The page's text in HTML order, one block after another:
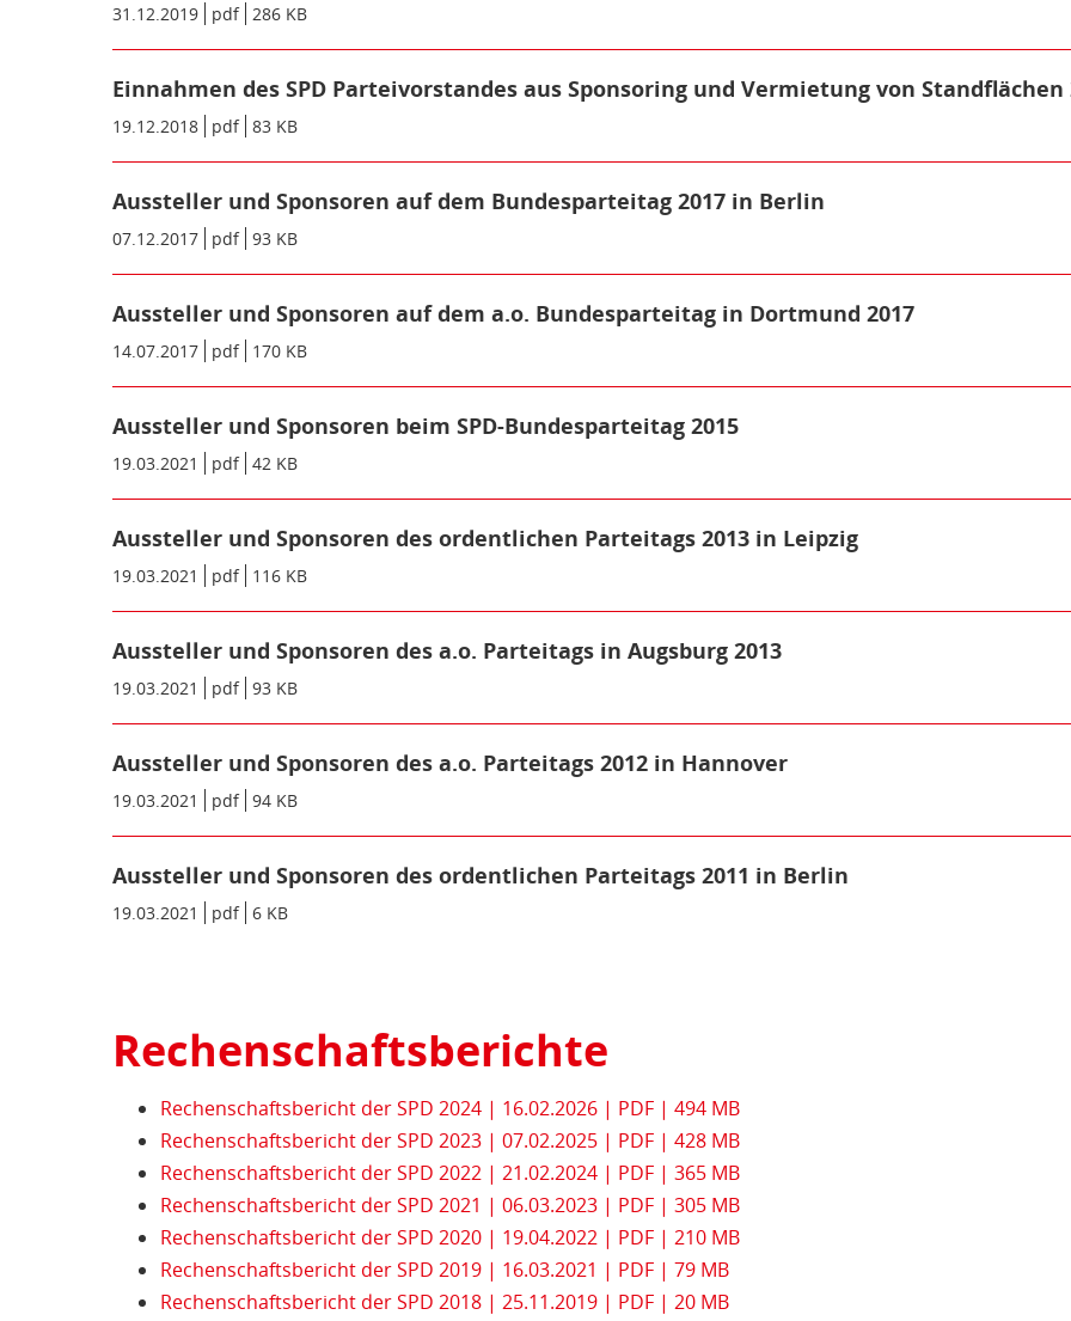
Metadaten:
Datum/Gültigkeit:
31.12.2019 Dateiformat:
pdf Dateigröße:
286 KB
Einnahmen des SPD Parteivorstandes aus Sponsoring und Vermietung von Standflächen
Metadaten:
Datum/Gültigkeit:
19.12.2018 Dateiformat:
pdf Dateigröße:
83 KB
Aussteller und Sponsoren auf dem Bundesparteitag 2017 in Berlin
Metadaten:
Datum/Gültigkeit:
07.12.2017 Dateiformat:
pdf Dateigröße:
93 KB
Aussteller und Sponsoren auf dem a.o. Bundesparteitag in Dortmund 2017
Metadaten:
Datum/Gültigkeit:
14.07.2017 Dateiformat:
pdf Dateigröße:
170 KB
Aussteller und Sponsoren beim SPD-Bundesparteitag 2015
Metadaten:
Datum/Gültigkeit:
19.03.2021 Dateiformat:
pdf Dateigröße:
42 KB
Aussteller und Sponsoren des ordentlichen Parteitags 2013 in Leipzig
Metadaten:
Datum/Gültigkeit:
19.03.2021 Dateiformat:
pdf Dateigröße:
116 KB
Aussteller und Sponsoren des a.o. Parteitags in Augsburg 2013
Metadaten:
Datum/Gültigkeit:
19.03.2021 Dateiformat:
pdf Dateigröße:
93 KB
Aussteller und Sponsoren des a.o. Parteitags 2012 in Hannover
Metadaten:
Datum/Gültigkeit:
19.03.2021 Dateiformat:
pdf Dateigröße:
94 KB
Aussteller und Sponsoren des ordentlichen Parteitags 2011 in Berlin
Metadaten:
Datum/Gültigkeit:
19.03.2021 Dateiformat:
pdf Dateigröße:
6 KB
Rechenschaftsberichte
Rechenschaftsbericht der SPD 2024 | 16.02.2026 | PDF | 494 MB
Rechenschaftsbericht der SPD 2023 | 07.02.2025 | PDF | 428 MB
Rechenschaftsbericht der SPD 2022 | 21.02.2024 | PDF | 365 MB
Rechenschaftsbericht der SPD 2021 | 06.03.2023 | PDF | 305 MB
Rechenschaftsbericht der SPD 2020 | 19.04.2022 | PDF | 210 MB
Rechenschaftsbericht der SPD 2019 | 16.03.2021 | PDF | 79 MB
Rechenschaftsbericht der SPD 2018 | 25.11.2019 | PDF | 20 MB